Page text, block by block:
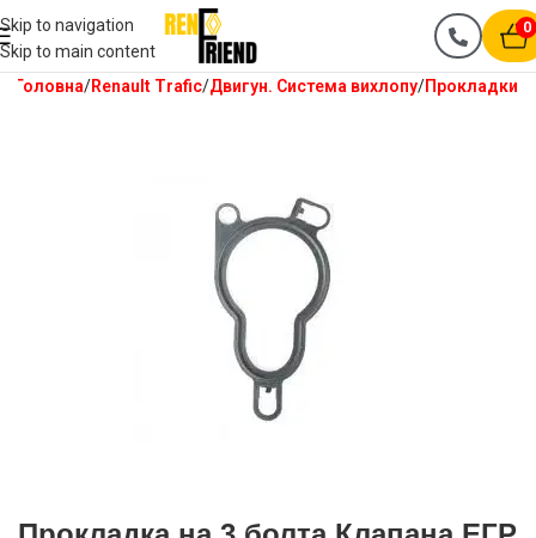
Skip to navigation
Skip to main content
0
Головна Renault Trafic Двигун. Система вихлопу Прокладки